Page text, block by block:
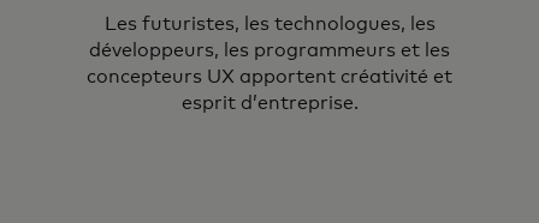
Les futuristes, les technologues, les
développeurs, les programmeurs et les
concepteurs UX apportent créativité et
esprit d’entreprise.